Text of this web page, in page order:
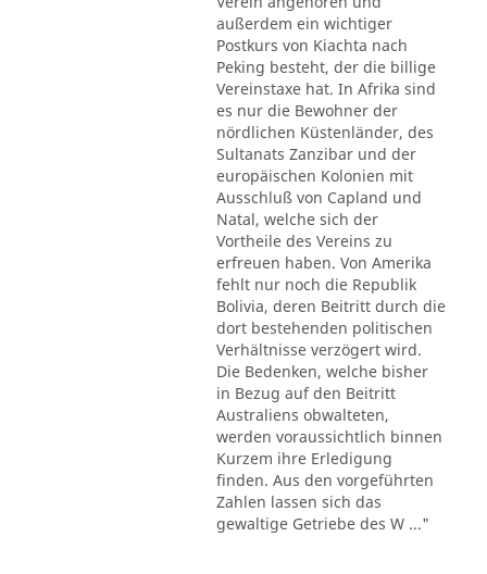
außerdem ein wichtiger
Postkurs von Kiachta nach
Peking besteht, der die billige
Vereinstaxe hat. In Afrika sind
es nur die Bewohner der
nördlichen Küstenländer, des
Sultanats Zanzibar und der
europäischen Kolonien mit
Ausschluß von Capland und
Natal, welche sich der
Vortheile des Vereins zu
erfreuen haben. Von Amerika
fehlt nur noch die Republik
Bolivia, deren Beitritt durch die
dort bestehenden politischen
Verhältnisse verzögert wird.
Die Bedenken, welche bisher
in Bezug auf den Beitritt
Australiens obwalteten,
werden voraussichtlich binnen
Kurzem ihre Erledigung
finden. Aus den vorgeführten
Zahlen lassen sich das
gewaltige Getriebe des W ..."